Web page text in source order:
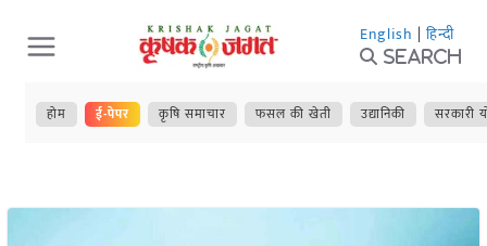
Skip
to
content
English | हिन्दी
Search
होम ई-पेपर कृषि समाचार फसल की खेती उद्यानिकी सरकारी